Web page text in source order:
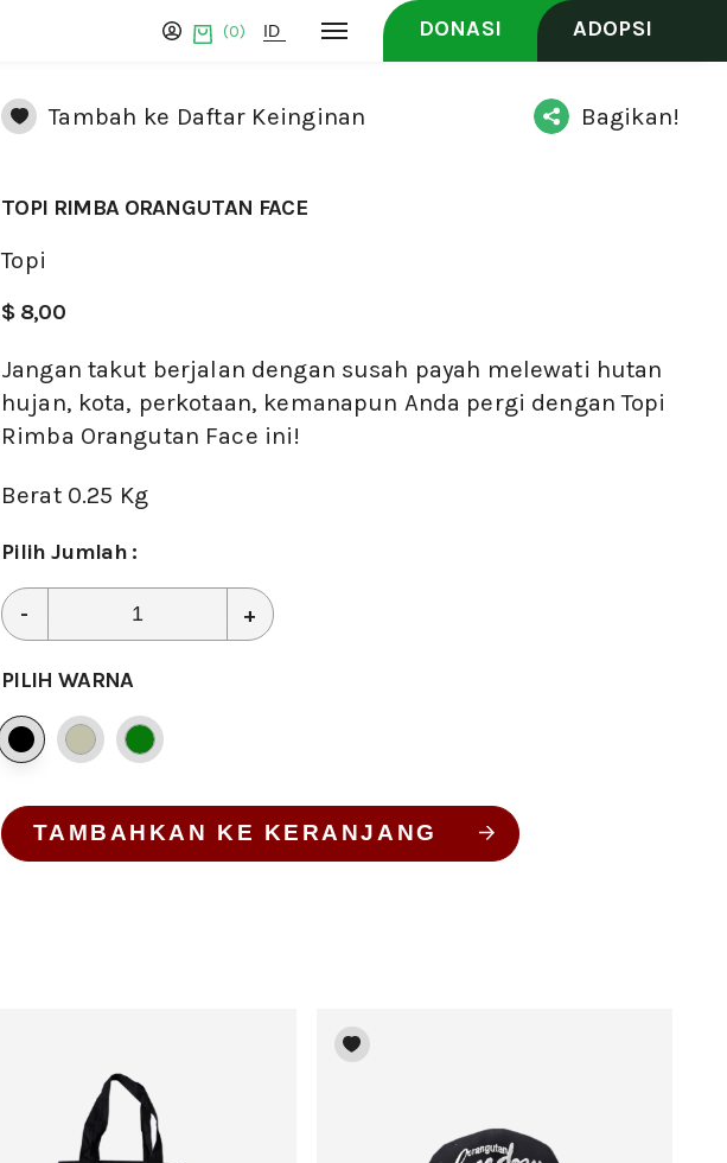
(0) DONASI ADOPSI
Tambah ke Daftar Keinginan Bagikan!
TOPI RIMBA ORANGUTAN FACE
Topi
$ 8,00
Jangan takut berjalan dengan susah payah melewati hutan
hujan, kota, perkotaan, kemanapun Anda pergi dengan Topi
Rimba Orangutan Face ini!
Berat 0.25 Kg
Pilih Jumlah :
- +
PILIH WARNA
TAMBAHKAN KE KERANJANG